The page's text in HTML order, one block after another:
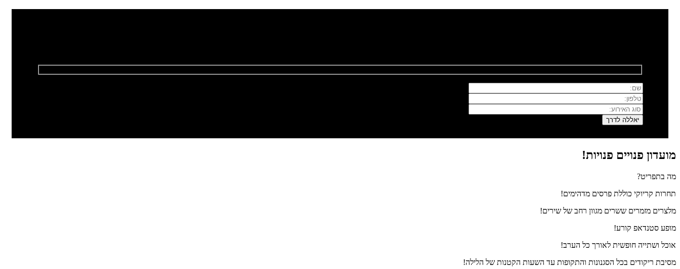
מועדון פנויים פנויות!
מה בתפריט?
תחרות קריוקי כוללת פרסים מדהימים!
מלצרים מזמרים ששרים מגוון רחב של שירים!
מופע סטנדאפ קורע!
אוכל ושתייה חופשית לאורך כל הערב!
מסיבת ריקודים בכל הסגנונות והתקופות עד השעות הקטנות של הלילה!